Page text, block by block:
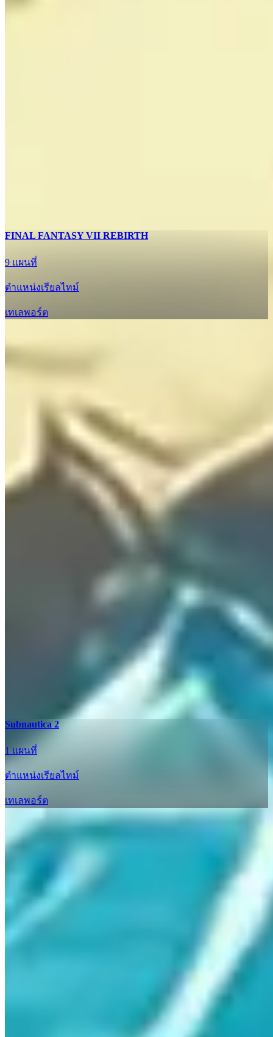
FINAL FANTASY VII REBIRTH
9 แผนที่
ตำแหน่งเรียลไทม์
เทเลพอร์ต
Subnautica 2
1 แผนที่
ตำแหน่งเรียลไทม์
เทเลพอร์ต